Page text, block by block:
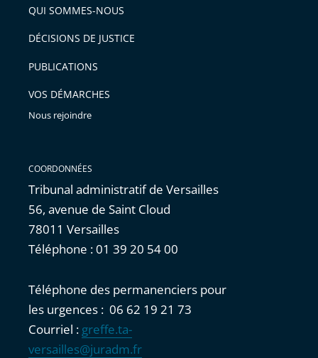
arriver
après
l'article
pour
avant
QUI SOMMES-NOUS
DÉCISIONS DE JUSTICE
PUBLICATIONS
VOS DÉMARCHES
Nous rejoindre
COORDONNÉES
Tribunal administratif de Versailles
56, avenue de Saint Cloud
78011 Versailles
Téléphone : 01 39 20 54 00
Téléphone des permanenciers pour
les urgences : 06 62 19 21 73
Courriel : greffe.ta-
versailles@juradm.fr